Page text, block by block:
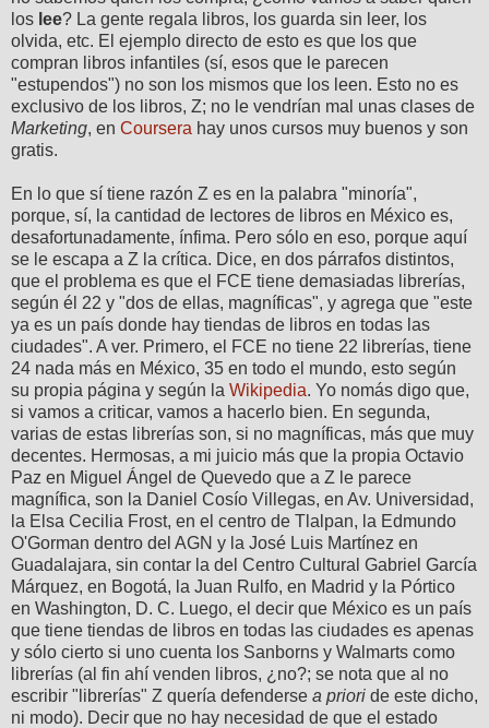
los lee? La gente regala libros, los guarda sin leer, los
olvida, etc. El ejemplo directo de esto es que los que
compran libros infantiles (sí, esos que le parecen
"estupendos") no son los mismos que los leen. Esto no es
exclusivo de los libros, Z; no le vendrían mal unas clases de
Marketing, en Coursera hay unos cursos muy buenos y son
gratis.
En lo que sí tiene razón Z es en la palabra "minoría",
porque, sí, la cantidad de lectores de libros en México es,
desafortunadamente, ínfima. Pero sólo en eso, porque aquí
se le escapa a Z la crítica. Dice, en dos párrafos distintos,
que el problema es que el FCE tiene demasiadas librerías,
según él 22 y "dos de ellas, magníficas", y agrega que "este
ya es un país donde hay tiendas de libros en todas las
ciudades". A ver. Primero, el FCE no tiene 22 librerías, tiene
24 nada más en México, 35 en todo el mundo, esto según
su propia página y según la Wikipedia. Yo nomás digo que,
si vamos a criticar, vamos a hacerlo bien. En segunda,
varias de estas librerías son, si no magníficas, más que muy
decentes. Hermosas, a mi juicio más que la propia Octavio
Paz en Miguel Ángel de Quevedo que a Z le parece
magnífica, son la Daniel Cosío Villegas, en Av. Universidad,
la Elsa Cecilia Frost, en el centro de Tlalpan, la Edmundo
O'Gorman dentro del AGN y la José Luis Martínez en
Guadalajara, sin contar la del Centro Cultural Gabriel García
Márquez, en Bogotá, la Juan Rulfo, en Madrid y la Pórtico
en Washington, D. C. Luego, el decir que México es un país
que tiene tiendas de libros en todas las ciudades es apenas
y sólo cierto si uno cuenta los Sanborns y Walmarts como
librerías (al fin ahí venden libros, ¿no?; se nota que al no
escribir "librerías" Z quería defenderse a priori de este dicho,
ni modo). Decir que no hay necesidad de que el estado